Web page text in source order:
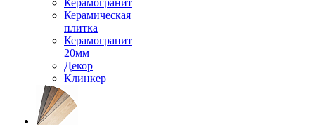
Керамогранит
Керамическая
плитка
Керамогранит
20мм
Декор
Клинкер